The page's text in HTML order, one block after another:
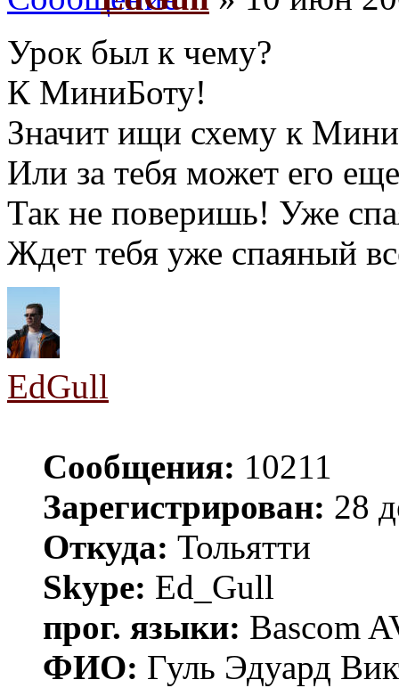
Урок был к чему?
К МиниБоту!
Значит ищи схему к
Или за тебя может его
Так не поверишь! Уже
Ждет тебя уже спаяный
EdGull
Сообщения: 10211
Зарегистрирован: 28
Откуда: Тольятти
Skype: Ed_Gull
прог. языки: Bascom
ФИО: Гуль Эдуард